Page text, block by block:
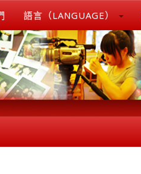
語言（LANGUAGE）